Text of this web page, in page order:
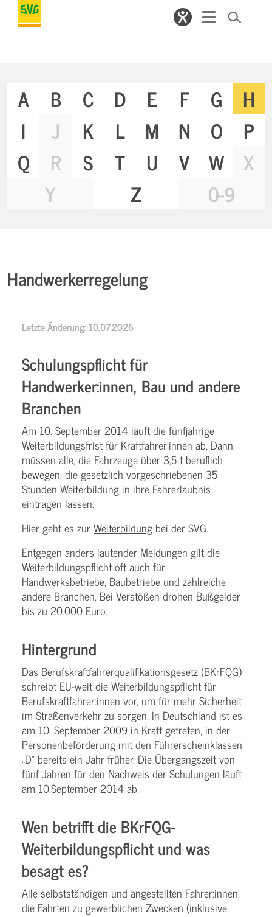
A B C D E F G
H
I
J K L M N O
P
Q
R S T U V W
X
Y
Z 0-9
Handwerkerregelung
Letzte Änderung: 10.07.2026
Schulungspflicht für
Handwerker:innen, Bau und andere
Branchen
Am 10. September 2014 läuft die fünfjährige
Weiterbildungsfrist für Kraftfahrer:innen ab. Dann
müssen alle, die Fahrzeuge über 3,5 t beruflich
bewegen, die gesetzlich vorgeschriebenen 35
Stunden Weiterbildung in ihre Fahrerlaubnis
eintragen lassen.
Hier geht es zurWeiterbildung bei der SVG.
Entgegen anders lautender Meldungen gilt die
Weiterbildungspflicht oft auch für
Handwerksbetriebe, Baubetriebe und zahlreiche
andere Branchen. Bei Verstößen drohen Bußgelder
bis zu 20.000 Euro.
Hintergrund
Das Berufskraftfahrerqualifikationsgesetz (BKrFQG)
schreibt EU-weit die Weiterbildungspflicht für
Berufskraftfahrer:innen vor, um für mehr Sicherheit
im Straßenverkehr zu sorgen. In Deutschland ist es
am 10. September 2009 in Kraft getreten, in der
Personenbeförderung mit den Führerscheinklassen
„D“ bereits ein Jahr früher. Die Übergangszeit von
fünf Jahren für den Nachweis der Schulungen läuft
am 10.September 2014 ab.
Wen betrifft die BKrFQG-
Weiterbildungspflicht und was
besagt es?
Alle selbstständigen und angestellten Fahrer:innen,
die Fahrten zu gewerblichen Zwecken (inklusive